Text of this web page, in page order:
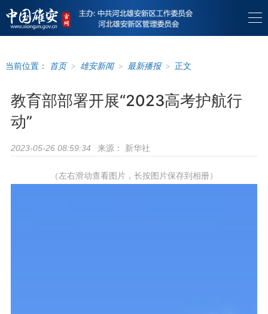
当前位置： 首页 > 雄安新闻 > 最新播报 > 正文
教育部部署开展“2023高考护航行
动”
2023-05-26 08:59:34 来源： 新华社
（左右滑动查看图片，长按图片保存到相册）